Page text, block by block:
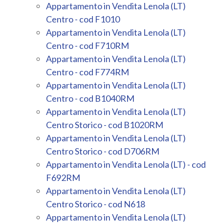
Appartamento in Vendita Lenola (LT)
Centro - cod F1010
Appartamento in Vendita Lenola (LT)
Centro - cod F710RM
Appartamento in Vendita Lenola (LT)
Centro - cod F774RM
Appartamento in Vendita Lenola (LT)
Centro - cod B1040RM
Appartamento in Vendita Lenola (LT)
Centro Storico - cod B1020RM
Appartamento in Vendita Lenola (LT)
Centro Storico - cod D706RM
Appartamento in Vendita Lenola (LT) - cod
F692RM
Appartamento in Vendita Lenola (LT)
Centro Storico - cod N618
Appartamento in Vendita Lenola (LT)